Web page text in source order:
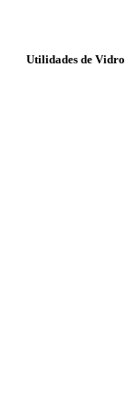
Utilidades de Vidro